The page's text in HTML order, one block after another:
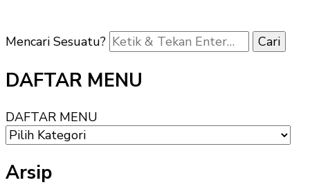
Mencari Sesuatu?
DAFTAR MENU
DAFTAR MENU
Arsip